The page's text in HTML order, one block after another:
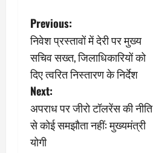
P
o
s
t
n
Previous:
निवेश प्रस्तावों में देरी पर मुख्य
सचिव सख्त, जिलाधिकारियों को
दिए त्वरित निस्तारण के निर्देश
Next:
अपराध पर जीरो टॉलरेंस की नीति
से कोई समझौता नहीं: मुख्यमंत्री
योगी